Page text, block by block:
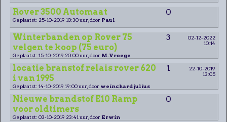
Rover 3500 Automaat 0
Geplaatst: 25-10-2019 10:30 uur, door Paul
Winterbanden op Rover 75
velgen te koop (75 euro)
3
02-12-2022
10:14
Geplaatst: 15-10-2019 20:00 uur, door M.Vroege
locatie branstof relais rover 620
i van 1995
1
22-10-2019
13:05
Geplaatst: 14-10-2019 19:00 uur, door weinchard julius
Nieuwe brandstof E10 Ramp
voor oldtimers
0
Geplaatst: 03-10-2019 23:41 uur, door Erwin